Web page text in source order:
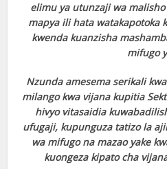
elimu ya utunzaji wa
mapya ili hata watakapotoka
kwenda kuanzisha
mifugo
Nzunda amesema serikali
milango kwa vijana kupitia
hivyo vitasaidia
ufugaji, kupunguza tatizo la
wa mifugo na mazao yake
kuongeza kipato cha